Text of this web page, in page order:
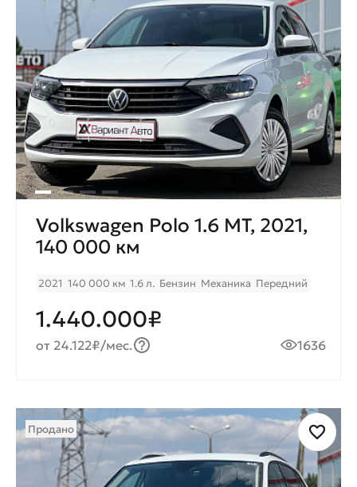
Volkswagen Polo 1.6 MT, 2021,
140 000 км
2021 140 000 км 1.6 л. Бензин Механика Передний
1.440.000₽
от 24.122₽/мес. 1636
Продано